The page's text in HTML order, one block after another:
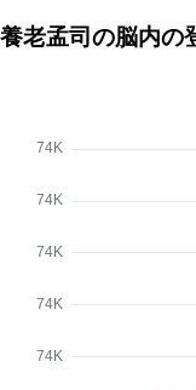
養老孟司の脳内の